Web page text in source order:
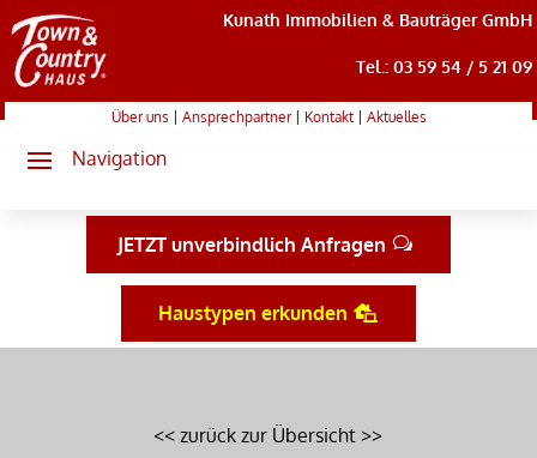
Kunath Immobilien & Bauträger GmbH
Tel.: 03 59 54 / 5 21 09
Über uns Ansprechpartner| Kontakt| Aktuelles
JETZT unverbindlich Anfragen
Haustypen erkunden
<< zurück zur Übersicht >>